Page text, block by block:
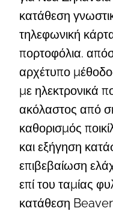
κατάθεση
τηλεφωνική
πορτοφόλια.
αρχέτυπο
με ηλεκτρονικά
ακόλαστος από
καθορισμός
και εξήγηση
επιβεβαίωση
επί του ταμίας
κατάθεση